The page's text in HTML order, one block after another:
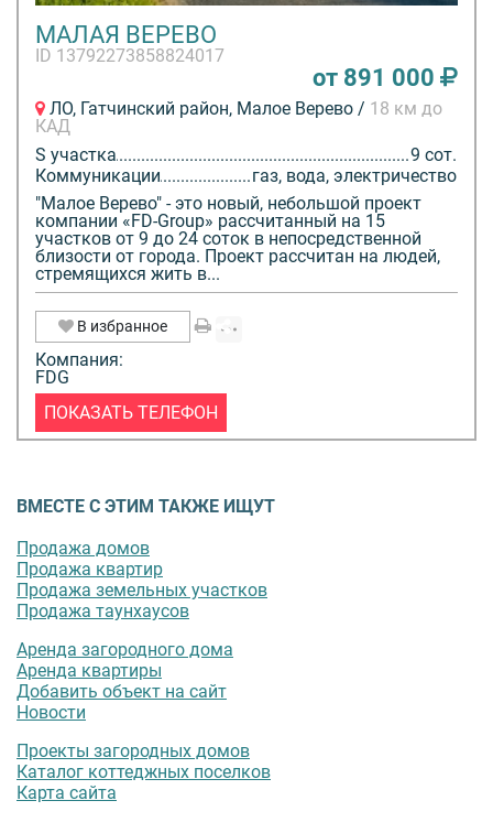
МАЛАЯ ВЕРЕВО
ID 13792273858824017
от 891 000
ЛО, Гатчинский район, Малое Верево / 18 км до
КАД
S участка
9 сот.
Коммуникации
газ, вода, электричество
"Малое Верево" - это новый, небольшой проект
компании «FD-Group» рассчитанный на 15
участков от 9 до 24 соток в непосредственной
близости от города. Проект рассчитан на людей,
стремящихся жить в...
В избранное
Компания:
FDG
ПОКАЗАТЬ ТЕЛЕФОН
ВМЕСТЕ С ЭТИМ ТАКЖЕ ИЩУТ
Продажа домов
Продажа квартир
Продажа земельных участков
Продажа таунхаусов
Аренда загородного дома
Аренда квартиры
Добавить объект на сайт
Новости
Проекты загородных домов
Каталог коттеджных поселков
Карта сайта